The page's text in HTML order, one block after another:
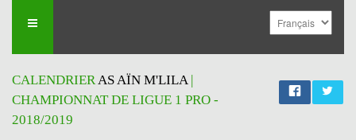
CALENDRIERAS AÏN M'LILA|
CHAMPIONNAT DE LIGUE 1 PRO -
2018/2019